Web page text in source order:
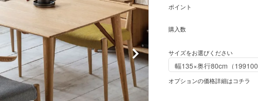
ぽれぽれ 松野屋
ヤマチク
ポイント
購入数
サイズをお選びください
オプションの価格詳細はコチラ